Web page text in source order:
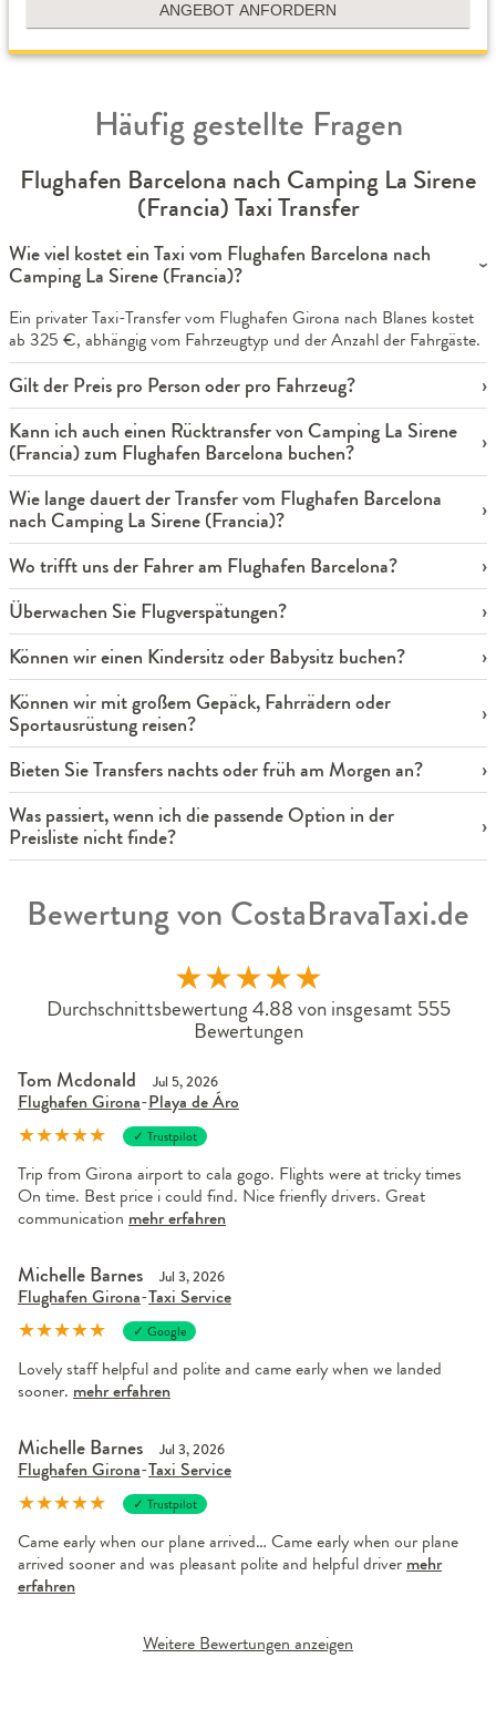
ANGEBOT ANFORDERN
Häufig gestellte Fragen
Flughafen Barcelona nach Camping La Sirene
(Francia) Taxi Transfer
Wie viel kostet ein Taxi vom Flughafen Barcelona nach
Camping La Sirene (Francia)?
Ein privater Taxi-Transfer vom Flughafen Girona nach Blanes kostet
ab 325 €, abhängig vom Fahrzeugtyp und der Anzahl der Fahrgäste.
Gilt der Preis pro Person oder pro Fahrzeug?
Kann ich auch einen Rücktransfer von Camping La Sirene
(Francia) zum Flughafen Barcelona buchen?
Wie lange dauert der Transfer vom Flughafen Barcelona
nach Camping La Sirene (Francia)?
Wo trifft uns der Fahrer am Flughafen Barcelona?
Überwachen Sie Flugverspätungen?
Können wir einen Kindersitz oder Babysitz buchen?
Können wir mit großem Gepäck, Fahrrädern oder
Sportausrüstung reisen?
Bieten Sie Transfers nachts oder früh am Morgen an?
Was passiert, wenn ich die passende Option in der
Preisliste nicht finde?
Bewertung von CostaBravaTaxi.de
★★★★★
Durchschnittsbewertung 4.88 von insgesamt 555
Bewertungen
Tom Mcdonald Jul 5, 2026
Flughafen Girona-Playa de Áro
★★★★★ ✓ Trustpilot
Trip from Girona airport to cala gogo. Flights were at tricky times
On time. Best price i could find. Nice frienfly drivers. Great
communication mehr erfahren
Michelle Barnes Jul 3, 2026
Flughafen Girona-Taxi Service
★★★★★ ✓ Google
Lovely staff helpful and polite and came early when we landed
sooner. mehr erfahren
Michelle Barnes Jul 3, 2026
Flughafen Girona-Taxi Service
★★★★★ ✓ Trustpilot
Came early when our plane arrived… Came early when our plane
arrived sooner and was pleasant polite and helpful driver mehr
erfahren
Weitere Bewertungen anzeigen